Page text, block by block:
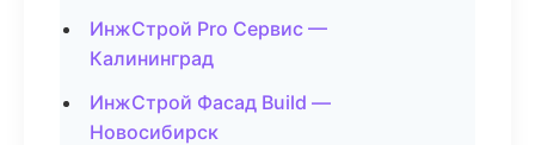
ИнжСтрой Pro Сервис —
Калининград
ИнжСтрой Фасад Build —
Новосибирск